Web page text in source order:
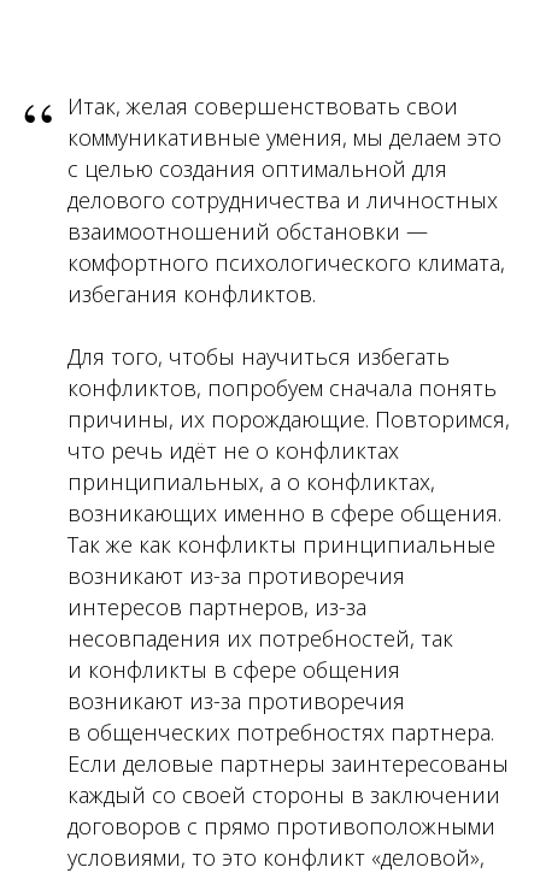
“
Итак, желая совершенствовать свои
коммуникативные умения, мы делаем это
с целью создания оптимальной для
делового сотрудничества и личностных
взаимоотношений обстановки —
комфортного психологического климата,
избегания конфликтов.
Для того, чтобы научиться избегать
конфликтов, попробуем сначала понять
причины, их порождающие. Повторимся,
что речь идёт не о конфликтах
принципиальных, а о конфликтах,
возникающих именно в сфере общения.
Так же как конфликты принципиальные
возникают из-за противоречия
интересов партнеров, из-за
несовпадения их потребностей, так
и конфликты в сфере общения
возникают из-за противоречия
в общенческих потребностях партнера.
Если деловые партнеры заинтересованы
каждый со своей стороны в заключении
договоров с прямо противоположными
условиями, то это конфликт «деловой»,